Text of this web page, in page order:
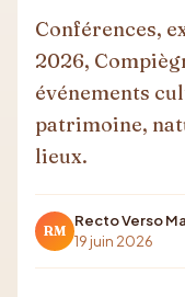
Conférences,
2026,
événements
patrimoine,
lieux.
RM
Recto Verso
19 juin 2026